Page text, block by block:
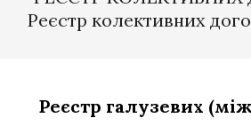
MenuРеєстр колективних
Реєстр галузевих